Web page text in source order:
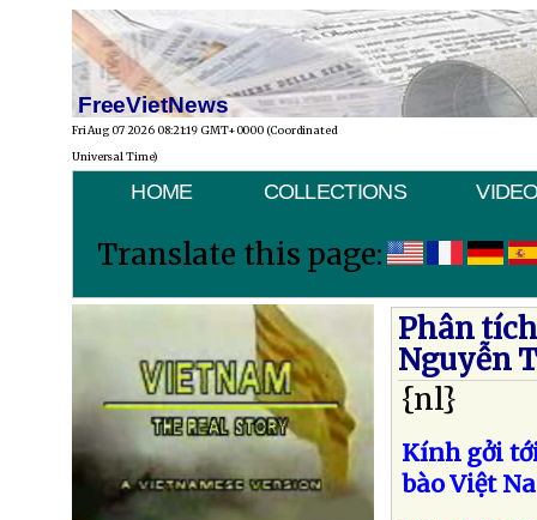
FreeVietNews
Fri Aug 07 2026 08:21:19 GMT+0000 (Coordinated
Universal Time)
HOME COLLECTIONS
Translate this page:
Phân
Nguyễn
{nl}
Kính gởi
bào Việt